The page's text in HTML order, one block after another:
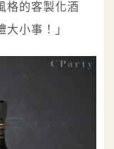
格的客製化酒
小事！」